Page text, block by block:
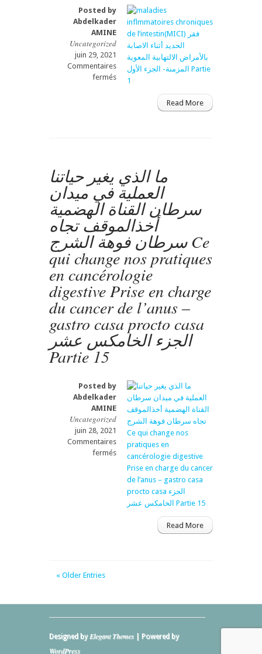
الجزء
الثامن
Partie
8
Posted by
Abdelkader
AMINE
Uncategorized
juin 29, 2021
Commentaires
ferméssur
inflmmatoires
الاصابة
بالأمراض
الالتهابية
المعوية
المزمنة-
الجزء
الأول
Partie
1
Read More
ما الذي يغير حياتنا
العملية في ميدان
سرطان القناة الهضمية
أخذالموقف تجاه
سرطان فوهة الشرج Ce
qui change nos pratiques
en cancérologie
digestive Prise en charge
du cancer de l’anus –
gastro casa procto casa
الجزء الخامكس عشر
Partie 15
Posted by
Abdelkader
AMINE
Uncategorized
juin 28, 2021
Commentaires
ferméssur
يغير
حياتنا
العملية
الشرج
qui
Read More
« Older Entries
Designed by Elegant Themes| Powered by
WordPress